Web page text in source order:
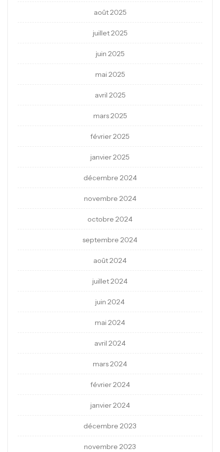
août 2025
juillet 2025
juin 2025
mai 2025
avril 2025
mars 2025
février 2025
janvier 2025
décembre 2024
novembre 2024
octobre 2024
septembre 2024
août 2024
juillet 2024
juin 2024
mai 2024
avril 2024
mars 2024
février 2024
janvier 2024
décembre 2023
novembre 2023